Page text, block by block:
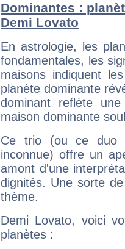
Dominantes :
Demi Lovato
En astrologie, les
fondamentales, les
maisons indiquent
planète dominante
dominant reflète
maison dominante
Ce trio (ou ce duo
inconnue) offre un
amont d'une
dignités. Une sorte
thème.
Demi Lovato, voici
planètes :